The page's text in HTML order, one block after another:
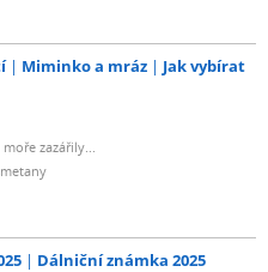
Miminko a mráz
Jak vybírat
zazářily...
Dálniční známka 2025